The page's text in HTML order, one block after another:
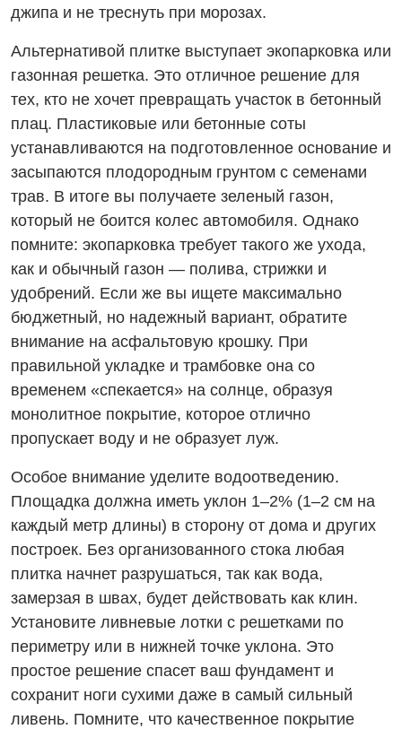
джипа и не треснуть при морозах.
Альтернативой плитке выступает экопарковка или
газонная решетка. Это отличное решение для
тех, кто не хочет превращать участок в бетонный
плац. Пластиковые или бетонные соты
устанавливаются на подготовленное основание и
засыпаются плодородным грунтом с семенами
трав. В итоге вы получаете зеленый газон,
который не боится колес автомобиля. Однако
помните: экопарковка требует такого же ухода,
как и обычный газон — полива, стрижки и
удобрений. Если же вы ищете максимально
бюджетный, но надежный вариант, обратите
внимание на асфальтовую крошку. При
правильной укладке и трамбовке она со
временем «спекается» на солнце, образуя
монолитное покрытие, которое отлично
пропускает воду и не образует луж.
Особое внимание уделите водоотведению.
Площадка должна иметь уклон 1–2% (1–2 см на
каждый метр длины) в сторону от дома и других
построек. Без организованного стока любая
плитка начнет разрушаться, так как вода,
замерзая в швах, будет действовать как клин.
Установите ливневые лотки с решетками по
периметру или в нижней точке уклона. Это
простое решение спасет ваш фундамент и
сохранит ноги сухими даже в самый сильный
ливень. Помните, что качественное покрытие